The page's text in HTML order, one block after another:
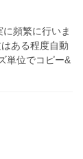
頻繁に行いま
ある程度自動
単位でコピー&